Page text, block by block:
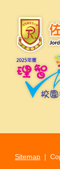
Sitemap |